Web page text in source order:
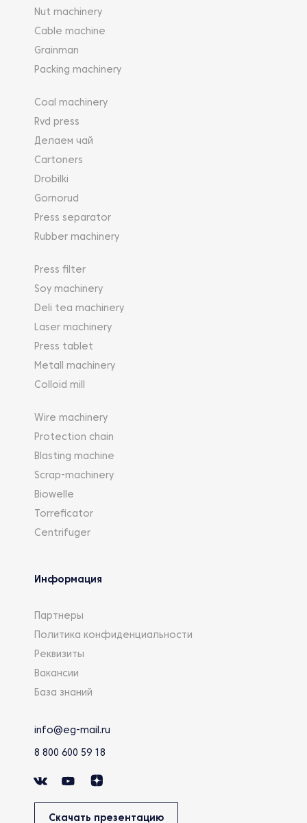
Nut machinery
Cable machine
Grainman
Packing machinery
Coal machinery
Rvd press
Делаем чай
Cartoners
Drobilki
Gornorud
Press separator
Rubber machinery
Press filter
Soy machinery
Deli tea machinery
Laser machinery
Press tablet
Metall machinery
Colloid mill
Wire machinery
Protection chain
Blasting machine
Scrap-machinery
Biowelle
Torreficator
Centrifuger
Информация
Партнеры
Политика конфиденциальности
Реквизиты
Вакансии
База знаний
info@eg-mail.ru
8 800 600 59 18
Скачать презентацию